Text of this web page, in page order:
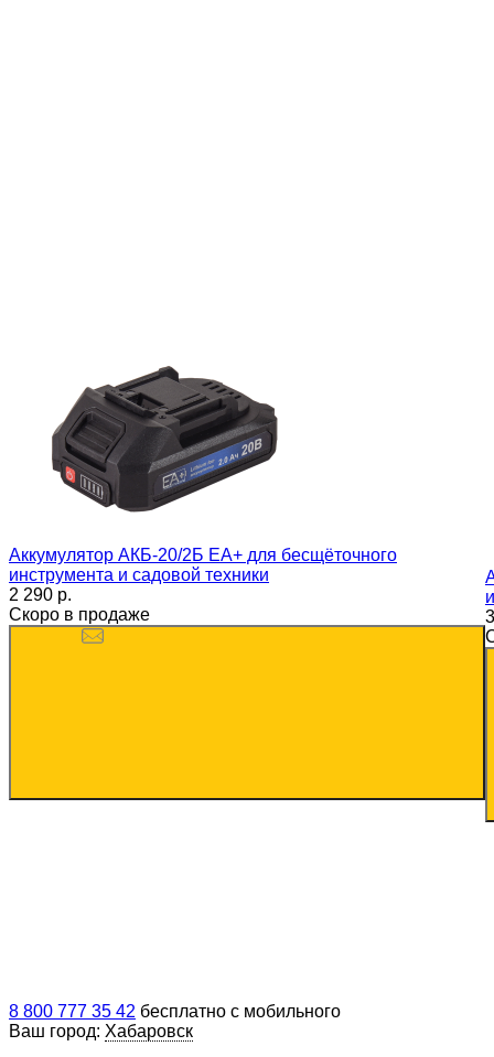
Аккумулятор АКБ-20/2Б EA+ для бесщёточного
инструмента и садовой техники
2 290 p.
Скоро в продаже
8 800 777 35 42 бесплатно с мобильного
Ваш город: Хабаровск